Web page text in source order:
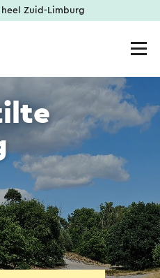
Zuid-Limburg